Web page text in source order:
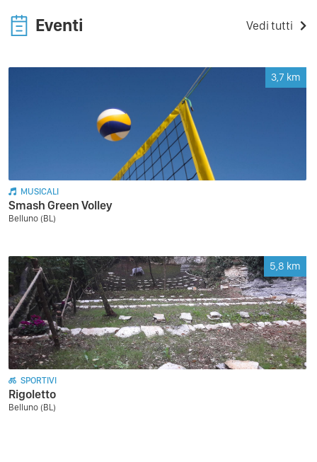
Eventi Vedi tutti
3,7 km
MUSICALI
Smash Green Volley
Belluno (BL)
5,8 km
SPORTIVI
Rigoletto
Belluno (BL)